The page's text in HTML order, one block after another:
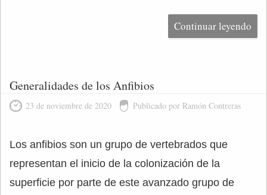
Continuar leyendo
Generalidades de los Anfibios
23 de noviembre de 2020 Publicado por Ramón Contreras
Los anfibios son un grupo de vertebrados que
representan el inicio de la colonización de la
superficie por parte de este avanzado grupo de